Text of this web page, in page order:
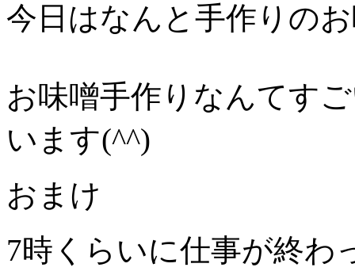
今日はなんと手作りの
お味噌手作りなんてす
います(^^)
おまけ
7時くらいに仕事が終わ